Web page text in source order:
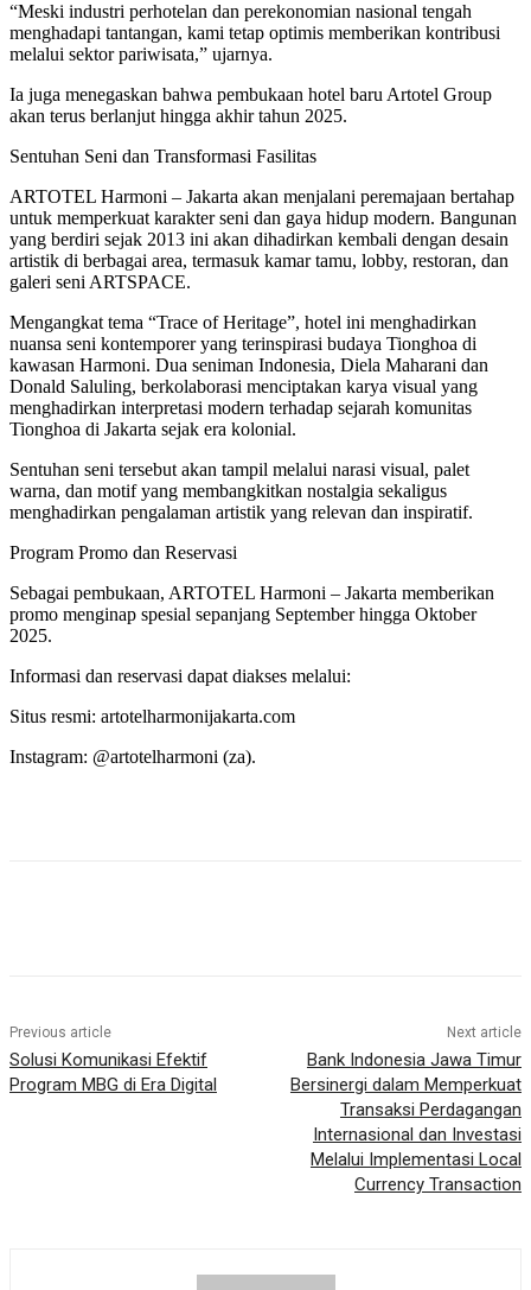
“Meski industri perhotelan dan perekonomian nasional tengah
menghadapi tantangan, kami tetap optimis memberikan kontribusi
melalui sektor pariwisata,” ujarnya.
Ia juga menegaskan bahwa pembukaan hotel baru Artotel Group
akan terus berlanjut hingga akhir tahun 2025.
Sentuhan Seni dan Transformasi Fasilitas
ARTOTEL Harmoni – Jakarta akan menjalani peremajaan bertahap
untuk memperkuat karakter seni dan gaya hidup modern. Bangunan
yang berdiri sejak 2013 ini akan dihadirkan kembali dengan desain
artistik di berbagai area, termasuk kamar tamu, lobby, restoran, dan
galeri seni ARTSPACE.
Mengangkat tema “Trace of Heritage”, hotel ini menghadirkan
nuansa seni kontemporer yang terinspirasi budaya Tionghoa di
kawasan Harmoni. Dua seniman Indonesia, Diela Maharani dan
Donald Saluling, berkolaborasi menciptakan karya visual yang
menghadirkan interpretasi modern terhadap sejarah komunitas
Tionghoa di Jakarta sejak era kolonial.
Sentuhan seni tersebut akan tampil melalui narasi visual, palet
warna, dan motif yang membangkitkan nostalgia sekaligus
menghadirkan pengalaman artistik yang relevan dan inspiratif.
Program Promo dan Reservasi
Sebagai pembukaan, ARTOTEL Harmoni – Jakarta memberikan
promo menginap spesial sepanjang September hingga Oktober
2025.
Informasi dan reservasi dapat diakses melalui:
Situs resmi: artotelharmonijakarta.com
Instagram: @artotelharmoni (za).
Previous article
Solusi Komunikasi Efektif
Program MBG di Era Digital
Next article
Bank Indonesia Jawa Timur
Bersinergi dalam Memperkuat
Transaksi Perdagangan
Internasional dan Investasi
Melalui Implementasi Local
Currency Transaction